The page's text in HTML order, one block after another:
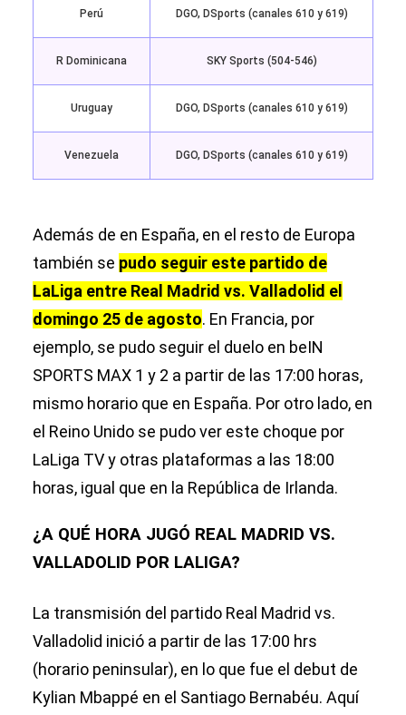
Perú DGO, DSports (canales 610 y 619)
R Dominicana SKY Sports (504-546)
Uruguay DGO, DSports (canales 610 y 619)
Venezuela DGO, DSports (canales 610 y 619)
Además de en España, en el resto de Europa
también se pudo seguir este partido de
LaLiga entre Real Madrid vs. Valladolid el
domingo 25 de agosto. En Francia, por
ejemplo, se pudo seguir el duelo en beIN
SPORTS MAX 1 y 2 a partir de las 17:00 horas,
mismo horario que en España. Por otro lado, en
el Reino Unido se pudo ver este choque por
LaLiga TV y otras plataformas a las 18:00
horas, igual que en la República de Irlanda.
¿A QUÉ HORA JUGÓ REAL MADRID VS.
VALLADOLID POR LALIGA?
La transmisión del partido Real Madrid vs.
Valladolid inició a partir de las 17:00 hrs
(horario peninsular), en lo que fue el debut de
Kylian Mbappé en el Santiago Bernabéu. Aquí